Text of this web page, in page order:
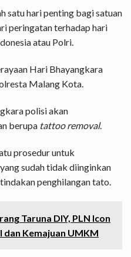
satu hari penting bagi satuan
peringatan terhadap hari
atau Polri.
Hari Bhayangkara
Malang Kota.
polisi akan
berupa tattoo removal.
prosedur untuk
sudah tidak diinginkan
penghilangan tato.
Taruna DIY, PLN Icon
dan Kemajuan UMKM